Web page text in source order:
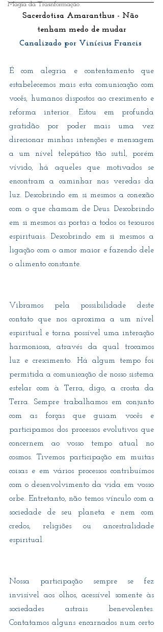
Magia da Trasnformação
Sacerdotisa Amaranthus - Não
tenham medo de mudar
Canalizado por Vinícius Francis
É com alegria e contentamento que
estabelecemos mais esta comunicação com
vocês, humanos dispostos ao crescimento e
reforma interior. Estou em profunda
gratidão por poder mais uma vez
direcionar minhas intenções e mensagem
a um nível telepático tão sutil, porém
vívido, há aqueles que motivados se
encontram a caminhar nas veredas da
luz. Descobrindo em si mesmos a conexão
com o que chamam de Deus. Descobrindo
em si mesmos as portas a todos os tesouros
espirituais. Descobrindo em si mesmos a
ligação com o amor maior e fazendo dele
o alimento constante.
Vibramos pela possibilidade deste
contato que nos aproxima a um nível
espiritual e torna possível uma interação
harmoniosa, através da qual trocamos
luz e crescimento. Há algum tempo foi
permitida a comunicação de nosso sistema
estelar com à Terra, digo, a crosta da
Terra. Sempre trabalhamos em conjunto
com as forças que guiam vocês e
participamos dos processos evolutivos que
concernem ao vosso tempo atual no
cosmos. Tivemos participação em muitas
coisas e em vários processos contribuímos
com o desenvolvimento da vida em vosso
orbe. Entretanto, não temos vínculo com a
sociedade de seu planeta e nem com
credos, religiões ou ancestralidade
espiritual.
Nossa participação sempre se fez
invisível aos olhos, acessível somente às
sociedades astrais benevolentes.
Contatamos alguns encarnados num certo